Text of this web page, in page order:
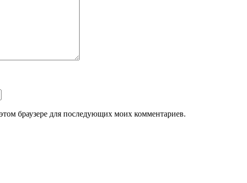
браузере для последующих моих комментариев.